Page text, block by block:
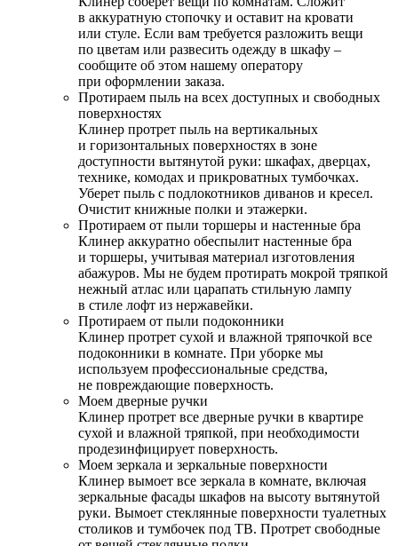
в аккуратную стопочку и оставит на кровати
или стуле. Если вам требуется разложить вещи
по цветам или развесить одежду в шкафу –
сообщите об этом нашему оператору
при оформлении заказа.
Протираем пыль на всех доступных и свободных
поверхностях
Клинер протрет пыль на вертикальных
и горизонтальных поверхностях в зоне
доступности вытянутой руки: шкафах, дверцах,
технике, комодах и прикроватных тумбочках.
Уберет пыль с подлокотников диванов и кресел.
Очистит книжные полки и этажерки.
Протираем от пыли торшеры и настенные бра
Клинер аккуратно обеспылит настенные бра
и торшеры, учитывая материал изготовления
абажуров. Мы не будем протирать мокрой тряпкой
нежный атлас или царапать стильную лампу
в стиле лофт из нержавейки.
Протираем от пыли подоконники
Клинер протрет сухой и влажной тряпочкой все
подоконники в комнате. При уборке мы
используем профессиональные средства,
не повреждающие поверхность.
Моем дверные ручки
Клинер протрет все дверные ручки в квартире
сухой и влажной тряпкой, при необходимости
продезинфицирует поверхность.
Моем зеркала и зеркальные поверхности
Клинер вымоет все зеркала в комнате, включая
зеркальные фасады шкафов на высоту вытянутой
руки. Вымоет стеклянные поверхности туалетных
столиков и тумбочек под ТВ. Протрет свободные